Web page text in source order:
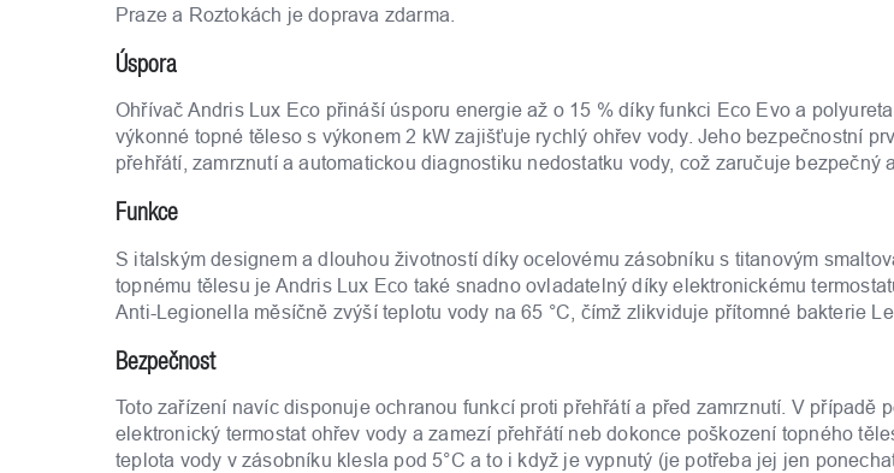
Praze a Roztokách je doprava zdarma.
Úspora
Ohřívač Andris Lux Eco přináší úsporu energie až o 15 % díky funkci Eco Evo a
výkonné topné těleso s výkonem 2 kW zajišťuje rychlý ohřev vody. Jeho bezpečnostní
přehřátí, zamrznutí a automatickou diagnostiku nedostatku vody, což zaručuje bezpečný
Funkce
S italským designem a dlouhou životností díky ocelovému zásobníku s titanovým
topnému tělesu je Andris Lux Eco také snadno ovladatelný díky elektronickému
Anti-Legionella měsíčně zvýší teplotu vody na 65 °C, čímž zlikviduje přítomné bakterie
Bezpečnost
Toto zařízení navíc disponuje ochranou funkcí proti přehřátí a před zamrznutí. V případě
elektronický termostat ohřev vody a zamezí přehřátí neb dokonce poškození topného
teplota vody v zásobníku klesla pod 5°C a to i když je vypnutý (je potřeba jej jen